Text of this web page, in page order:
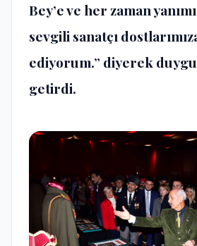
Bey’e ve her zaman
sevgili sanatçı
ediyorum.” diyerek
getirdi.